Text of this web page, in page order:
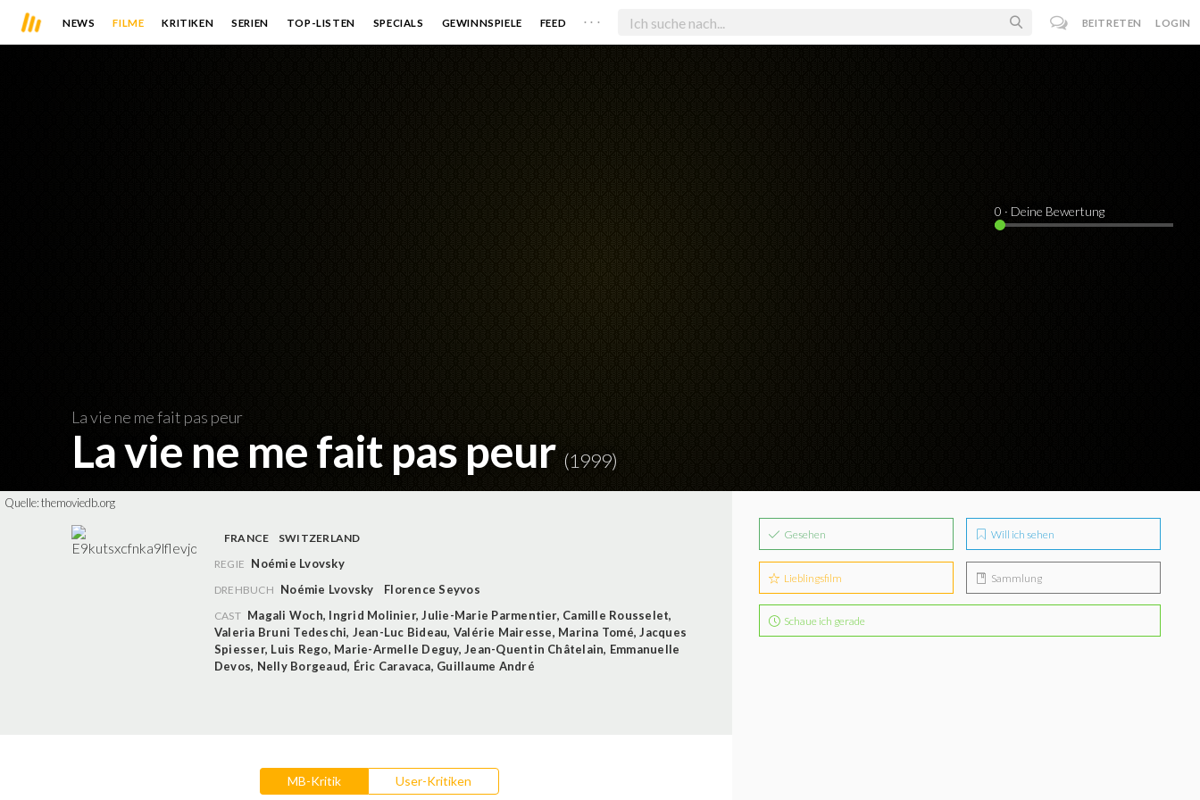
NEWS FILME KRITIKEN SERIEN TOP-LISTEN SPECIALS GEWINNSPIELE FEED . . . BEITRETEN LOGIN
La vie ne me fait pas peur
La vie ne me fait pas peur (1999)
0 · Deine Bewertung
Quelle:themoviedb.org
FRANCE
SWITZERLAND
REGIE Noémie Lvovsky
DREHBUCH Noémie Lvovsky Florence Seyvos
CAST Magali Woch, Ingrid Molinier,Julie-Marie Parmentier, Camille Rousselet,
Valeria Bruni Tedeschi, Jean-Luc Bideau, Valérie Mairesse, Marina Tomé,Jacques
Spiesser, Luis Rego, Marie-Armelle Deguy,Jean-Quentin Châtelain, Emmanuelle
Devos, Nelly Borgeaud, Éric Caravaca, Guillaume André
MB-Kritik User-Kritiken
Gesehen Will ich sehen
Lieblingsfilm Sammlung
Schaue ich gerade